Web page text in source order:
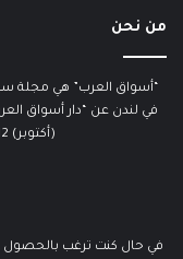
من نحن
“أسواق العرب” هي مجلة
في لندن عن “دار أسواق
(أكتوبر) 2012. يرأس تحريرها كابي طبراني.
في حال كنت ترغب بالحصول